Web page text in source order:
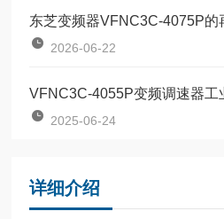
东芝变频器VFNC3C-4075P的
2026-06-22
2025-06-24
详细介绍